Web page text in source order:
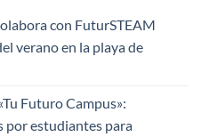
con FuturSTEAM
verano en la playa de
Futuro Campus»:
por estudiantes para